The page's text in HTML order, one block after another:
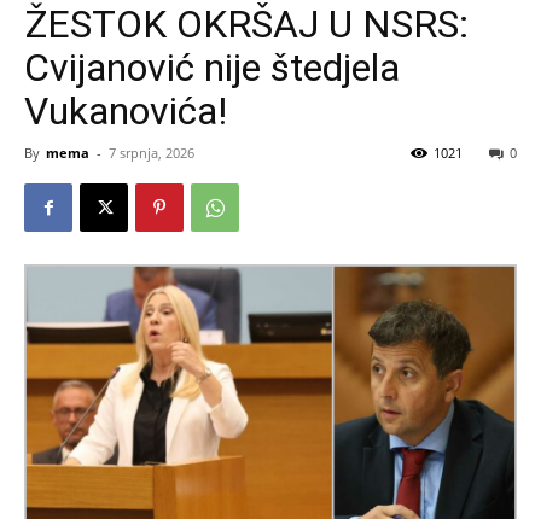
ŽESTOK OKRŠAJ U NSRS:
Cvijanović nije štedjela
Vukanovića!
By mema - 7 srpnja, 2026 0
1021